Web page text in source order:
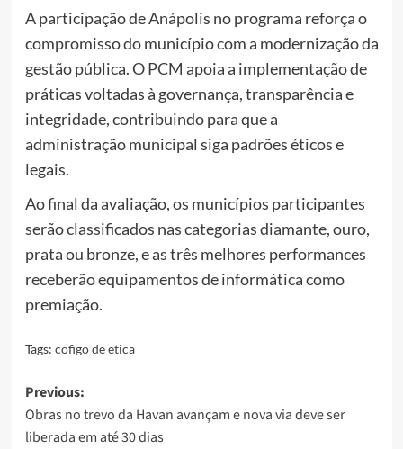
A participação de Anápolis no programa reforça o
compromisso do município com a modernização da
gestão pública. O PCM apoia a implementação de
práticas voltadas à governança, transparência e
integridade, contribuindo para que a
administração municipal siga padrões éticos e
legais.
Ao final da avaliação, os municípios participantes
serão classificados nas categorias diamante, ouro,
prata ou bronze, e as três melhores performances
receberão equipamentos de informática como
premiação.
Tags: cofigo de etica
Post
navigation
Previous:
Obras no trevo da Havan avançam e nova via deve ser
liberada em até 30 dias